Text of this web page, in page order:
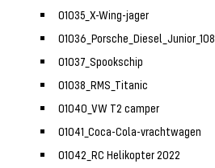
01035_X-Wing-jager
01036_Porsche_Diesel_Junior_108
01037_Spookschip
01038_RMS_Titanic
01040_VW T2 camper
01041_Coca-Cola-vrachtwagen
01042_RC Helikopter 2022